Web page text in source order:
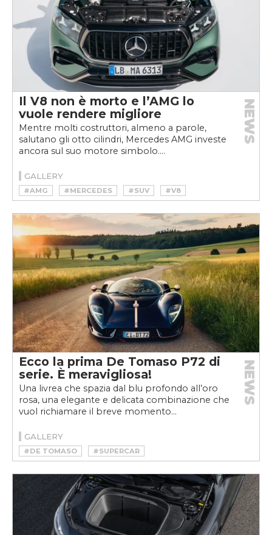
Il V8 non è morto e l’AMG lo
vuole rendere migliore
Mentre molti costruttori, almeno a parole,
salutano gli otto cilindri, Mercedes AMG investe
ancora sul suo motore simbolo....
NEWS
GALLERY
#AMG #MERCEDES #SUV #V8
Ecco la prima De Tomaso P72 di
serie. È meravigliosa!
Una livrea che spazia dal blu profondo all’oro
rosa, una elegante e delicata combinazione che
vuol richiamare il breve momento...
NEWS
GALLERY
#DE TOMASO #SUPERCAR